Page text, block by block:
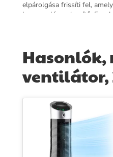
elpárolgása frissíti fel,
hasznos légnedvesítő.
légzés érdekében a
léghűtő az év minden forró
További információk>>
Hasonlók,
ventilátor,